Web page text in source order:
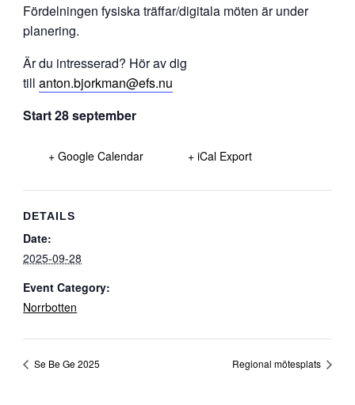
Fördelningen fysiska träffar/digitala möten är under
planering.
Är du intresserad? Hör av dig
tillanton.bjorkman@efs.nu
Start 28 september
+ Google Calendar + iCal Export
DETAILS
Date:
2025-09-28
Event Category:
Norrbotten
Se Be Ge 2025 Regional mötesplats